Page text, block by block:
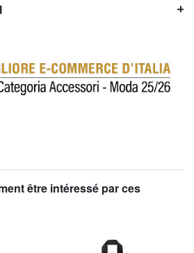
être intéressé par ces